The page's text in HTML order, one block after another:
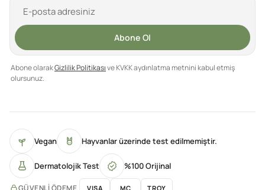
Abone Ol
Abone olarakGizlilik Politikasıve KVKK aydınlatma metnini kabul etmiş
olursunuz.
Vegan Hayvanlar üzerinde test edilmemiştir.
Dermatolojik Test %100 Orijinal
GÜVENLI ÖDEME VISA MC TROY